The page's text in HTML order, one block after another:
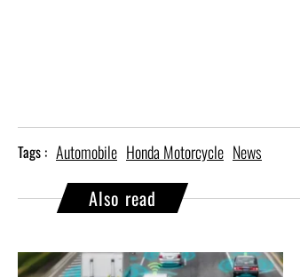
Tags : Automobile Honda Motorcycle News
Also read